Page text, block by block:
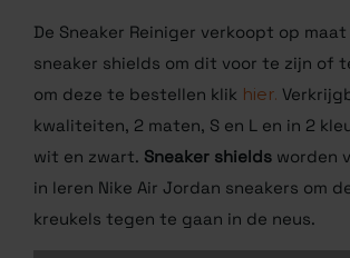
De Sneaker Reiniger verkoopt op
sneaker shields om dit voor te zijn of
om deze te bestellen klik hier.
kwaliteiten, 2 maten, S en L en in 2
wit en zwart. Sneaker shields worden
in leren Nike Air Jordan sneakers om
kreukels tegen te gaan in de neus.